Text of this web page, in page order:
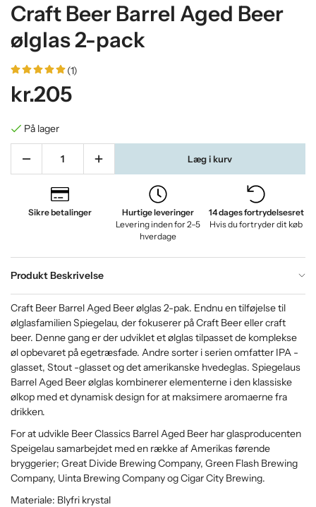
Craft Beer Barrel Aged Beer
ølglas 2-pack
(1)
kr.205
På lager
Læg i kurv
Sikre betalinger
Hurtige leveringer
Levering inden for 2–5
hverdage
14 dages fortrydelsesret
Hvis du fortryder dit køb
Produkt Beskrivelse
Craft Beer Barrel Aged Beer ølglas 2-pak. Endnu en tilføjelse til
ølglasfamilien Spiegelau, der fokuserer på Craft Beer eller craft
beer. Denne gang er der udviklet et ølglas tilpasset de komplekse
øl opbevaret på egetræsfade. Andre sorter i serien omfatter IPA -
glasset, Stout -glasset og det amerikanske hvedeglas. Spiegelaus
Barrel Aged Beer ølglas kombinerer elementerne i den klassiske
ølkop med et dynamisk design for at maksimere aromaerne fra
drikken.
For at udvikle Beer Classics Barrel Aged Beer har glasproducenten
Speigelau samarbejdet med en række af Amerikas førende
bryggerier; Great Divide Brewing Company, Green Flash Brewing
Company, Uinta Brewing Company og Cigar City Brewing.
Materiale: Blyfri krystal